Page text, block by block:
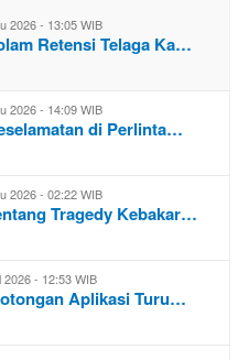
2026 - 13:05 WIB
Retensi Telaga Ka…
2026 - 14:09 WIB
di Perlinta…
2026 - 02:22 WIB
Tragedy Kebakar…
2026 - 12:53 WIB
Aplikasi Turu…